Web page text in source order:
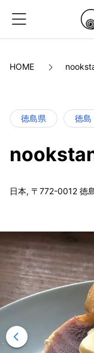
HOME
徳島県 徳島
日本, 〒772-0012 徳